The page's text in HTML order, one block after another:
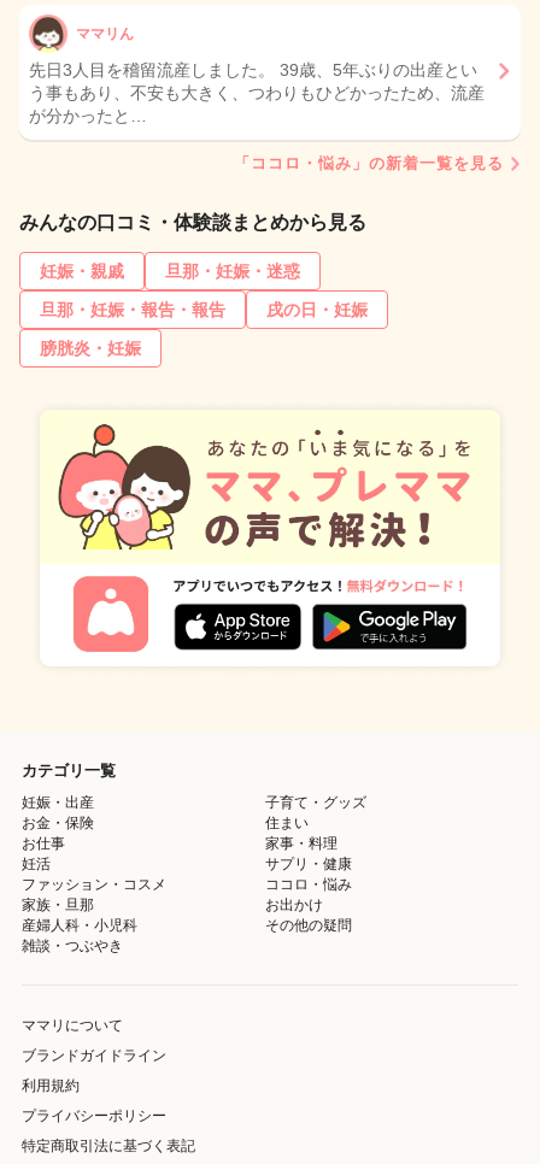
ママリん
先日3人目を稽留流産しました。 39歳、5年ぶりの出産とい
う事もあり、不安も大きく、つわりもひどかったため、流産
が分かったと…
「ココロ・悩み」の新着一覧を見る
みんなの口コミ・体験談まとめから見る
妊娠・親戚
旦那・妊娠・迷惑
旦那・妊娠・報告・報告
戌の日・妊娠
膀胱炎・妊娠
カテゴリ一覧
妊娠・出産
子育て・グッズ
お金・保険
住まい
お仕事
家事・料理
妊活
サプリ・健康
ファッション・コスメ
ココロ・悩み
家族・旦那
お出かけ
産婦人科・小児科
その他の疑問
雑談・つぶやき
ママリについて
ブランドガイドライン
利用規約
プライバシーポリシー
特定商取引法に基づく表記